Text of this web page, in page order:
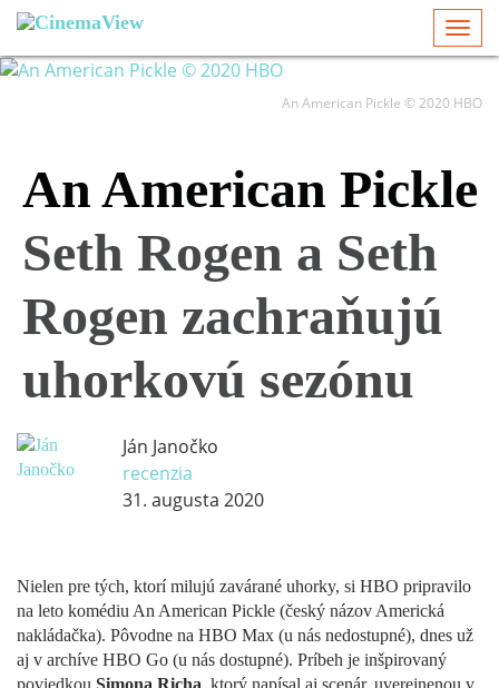
An American Pickle © 2020 HBO
An American Pickle
Seth Rogen a Seth
Rogen zachraňujú
uhorkovú sezónu
Ján Janočko
recenzia
31. augusta 2020
Nielen pre tých, ktorí milujú zavárané uhorky, si HBO pripravilo
na leto komédiu An American Pickle (český názov Americká
nakládačka). Pôvodne na HBO Max (u nás nedostupné), dnes už
aj v archíve HBO Go (u nás dostupné). Príbeh je inšpirovaný
poviedkou Simona Richa, ktorý napísal aj scenár, uverejnenou v